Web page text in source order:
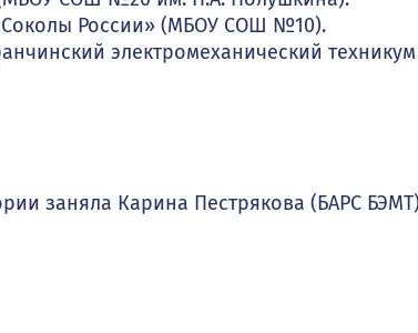
России» (МБОУ СОШ №10).
электромеханический
заняла Карина Пестрякова (БАРС